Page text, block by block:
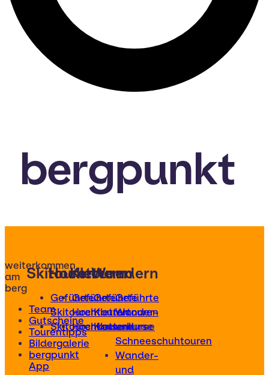
bergpunkt
weiterkommen
am
berg
Team
Gutscheine
Tourentipps
Bildergalerie
bergpunkt
App
Skitouren
Geführte
Skitouren
Skitourenkurse
Hochtouren
Geführte
Hochtouren
Hochtourenkurse
Klettern
Geführte
Klettertouren
Kletterkurse
Wandern
Geführte
Wander-
und
Schneeschuhtouren
Wander-
und